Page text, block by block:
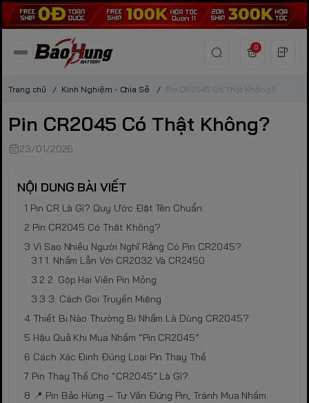
0
Trang chủ / Kinh Nghiệm - Chia Sẻ / Pin CR2045 Có Thật Không?
Pin CR2045 Có Thật Không?
23/01/2026
NỘI DUNG BÀI VIẾT
Pin CR Là Gì? Quy Ước Đặt Tên Chuẩn
Pin CR2045 Có Thật Không?
Vì Sao Nhiều Người Nghĩ Rằng Có Pin CR2045?
1. Nhầm Lẫn Với CR2032 Và CR2450
2. Gộp Hai Viên Pin Mỏng
3. Cách Gọi Truyền Miệng
Thiết Bị Nào Thường Bị Nhầm Là Dùng CR2045?
Hậu Quả Khi Mua Nhầm “Pin CR2045”
Cách Xác Định Đúng Loại Pin Thay Thế
Pin Thay Thế Cho “CR2045” Là Gì?
📍 Pin Bảo Hùng – Tư Vấn Đúng Pin, Tránh Mua Nhầm